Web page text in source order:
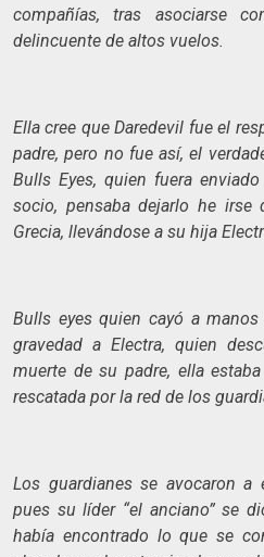
compañías, tras asociarse
delincuente de altos vuelos.
Ella cree que Daredevil fue el
padre, pero no fue así, el
Bulls Eyes, quien fuera
socio, pensaba dejarlo he irse
Grecia, llevándose a su hija
Bulls eyes quien cayó a
gravedad a Electra, quien
muerte de su padre, ella
rescatada por la red de los
Los guardianes se avocaron a
pues su líder “el anciano” se
había encontrado lo que se